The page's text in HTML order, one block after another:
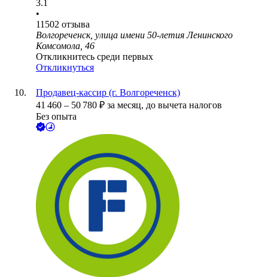
3.1
•
11502 отзыва
Волгореченск, улица имени 50-летия Ленинского
Комсомола, 46
Откликнитесь среди первых
Откликнуться
Продавец-кассир (г. Волгореченск)
41 460 – 50 780 ₽ за месяц, до вычета налогов
Без опыта